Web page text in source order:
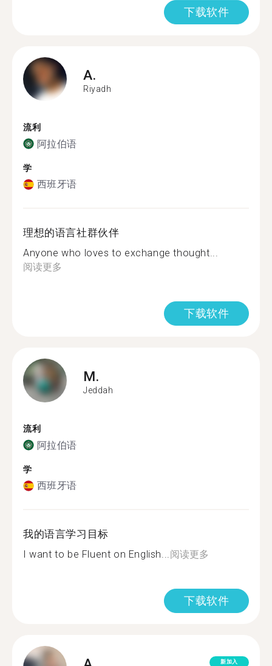
下载软件
A.
Riyadh
流利
阿拉伯语
学
西班牙语
理想的语言社群伙伴
Anyone who loves to exchange thought...
阅读更多
下载软件
M.
Jeddah
流利
阿拉伯语
学
西班牙语
我的语言学习目标
I want to be Fluent on English...阅读更多
下载软件
新加入